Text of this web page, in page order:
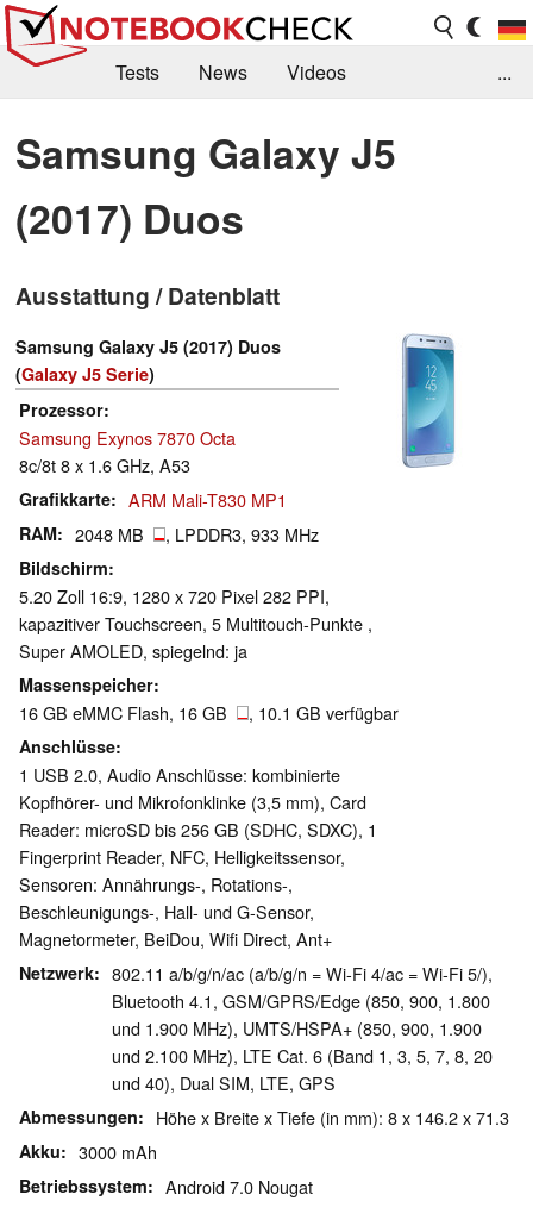
Tests News
Videos
Kaufberatung
Deals Suche
Jobs
Forum
...
Samsung Galaxy J5
(2017) Duos
Ausstattung / Datenblatt
Samsung Galaxy J5 (2017) Duos
(Galaxy J5 Serie)
Prozessor
Samsung Exynos 7870 Octa
8c/8t 8 x 1.6 GHz, A53
Grafikkarte ARM Mali-T830 MP1
RAM 2048 MB , LPDDR3, 933 MHz
Bildschirm
5.20 Zoll 16:9, 1280 x 720 Pixel 282 PPI,
kapazitiver Touchscreen, 5 Multitouch-Punkte ,
Super AMOLED, spiegelnd: ja
Massenspeicher
16 GB eMMC Flash, 16 GB , 10.1 GB verfügbar
Anschlüsse
1 USB 2.0, Audio Anschlüsse: kombinierte
Kopfhörer- und Mikrofonklinke (3,5 mm), Card
Reader: microSD bis 256 GB (SDHC, SDXC), 1
Fingerprint Reader, NFC, Helligkeitssensor,
Sensoren: Annährungs-, Rotations-,
Beschleunigungs-, Hall- und G-Sensor,
Magnetormeter, BeiDou, Wifi Direct, Ant+
Netzwerk
802.11 a/b/g/n/ac (a/b/g/n = Wi-Fi 4/ac = Wi-Fi 5/),
Bluetooth 4.1, GSM/GPRS/Edge (850, 900, 1.800
und 1.900 MHz), UMTS/HSPA+ (850, 900, 1.900
und 2.100 MHz), LTE Cat. 6 (Band 1, 3, 5, 7, 8, 20
und 40), Dual SIM, LTE, GPS
Abmessungen Höhe x Breite x Tiefe (in mm): 8 x 146.2 x 71.3
Akku 3000 mAh
Betriebssystem Android 7.0 Nougat